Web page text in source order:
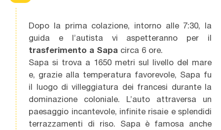
Dopo la prima colazione, intorno alle 7:30, la
guida e l’autista vi aspetteranno per il
trasferimento a Sapa circa 6 ore.
Sapa si trova a 1650 metri sul livello del mare
e, grazie alla temperatura favorevole, Sapa fu
il luogo di villeggiatura dei francesi durante la
dominazione coloniale. L’auto attraversa un
paesaggio incantevole, infinite risaie e splendidi
terrazzamenti di riso. Sapa è famosa anche